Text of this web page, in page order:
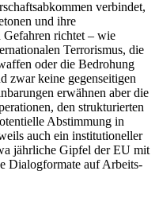
verbindet,
und ihre
Gefahren richtet – wie
Terrorismus, die
oder die Bedrohung
zwar keine gegenseitigen
erwähnen aber die
den strukturierten
Ab­stimmung in
auch ein institutioneller
jähr­liche Gipfel der EU mit
Dialogformate auf Arbeits-